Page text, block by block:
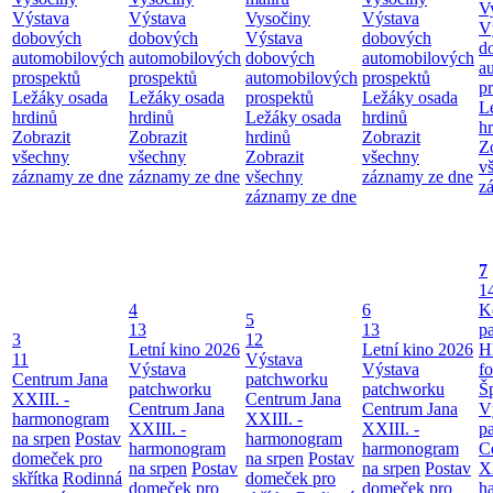
Výstava
dobových
automobilových
prospektů
Ležáky osada
hrdinů
Zobrazit
všechny
záznamy ze dne
Výstava
dobových
automobilových
prospektů
Ležáky osada
hrdinů
Zobrazit
všechny
záznamy ze dne
Vysočiny
Výstava
dobových
automobilových
prospektů
Ležáky osada
hrdinů
Zobrazit
všechny
záznamy ze dne
Výstava
dobových
automobilových
prospektů
Ležáky osada
hrdinů
Zobrazit
všechny
záznamy ze dne
3
11
Centrum Jana
XXIII. -
harmonogram
na srpen Postav
domeček pro
skřítka Rodinná
4
13
Letní kino 2026
Výstava
patchworku
Centrum Jana
XXIII. -
harmonogram
na srpen Postav
domeček pro
5
12
Výstava
patchworku
Centrum Jana
XXIII. -
harmonogram
na srpen Postav
domeček pro
6
13
Letní kino 2026
Výstava
patchworku
Centrum Jana
XXIII. -
harmonogram
na srpen Postav
domeček pro
7